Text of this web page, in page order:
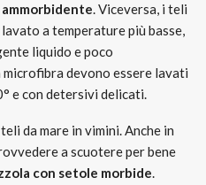
. Viceversa, i teli
a temperature più basse,
liquido e poco
devono essere lavati
e con detersivi delicati.
da mare in vimini. Anche in
a scuotere per bene
con setole morbide.